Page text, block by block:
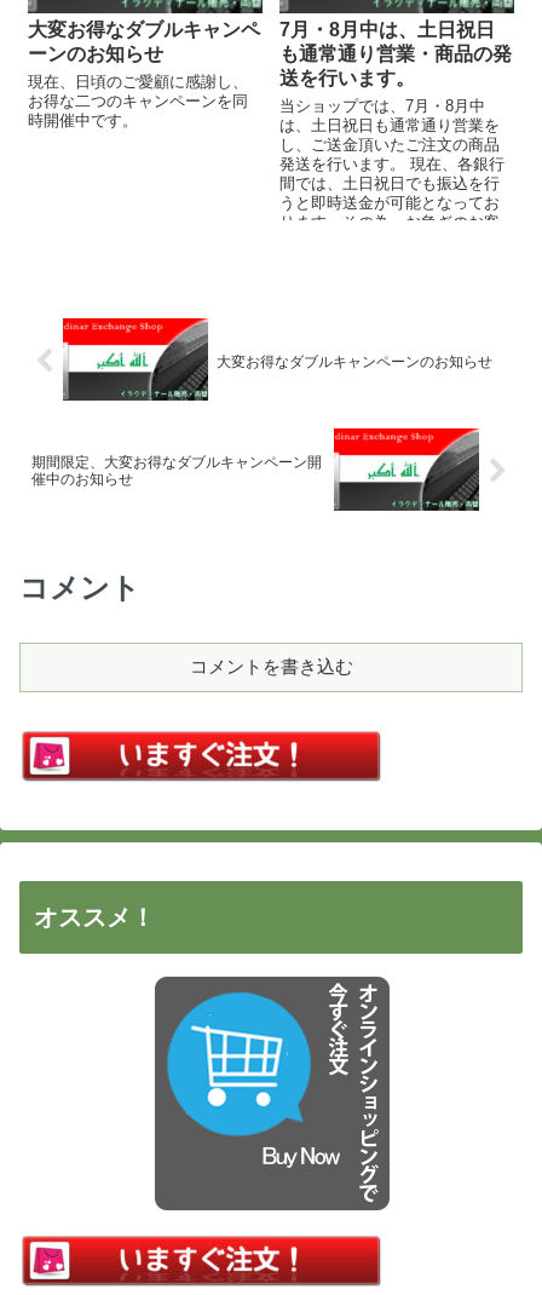
大変お得なダブルキャンペ
ーンのお知らせ
現在、日頃のご愛顧に感謝し、
お得な二つのキャンペーンを同
時開催中です。
7月・8月中は、土日祝日
も通常通り営業・商品の発
送を行います。
当ショップでは、7月・8月中
は、土日祝日も通常通り営業を
し、ご送金頂いたご注文の商品
発送を行います。 現在、各銀行
間では、土日祝日でも振込を行
うと即時送金が可能となってお
ります。その為、お急ぎのお客
大変お得なダブルキャンペーンのお知らせ
期間限定、大変お得なダブルキャンペーン開
催中のお知らせ
コメント
コメントを書き込む
オススメ！